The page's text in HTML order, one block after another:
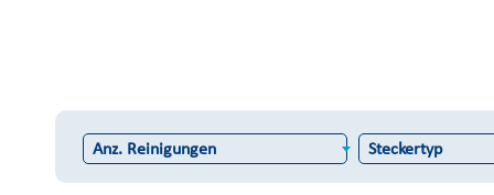
Anz. Reinigungen Steckertyp